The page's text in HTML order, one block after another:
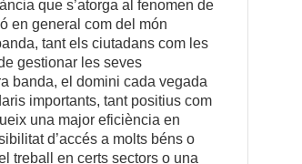
que s’atorga al fenomen de
en general com del món
tant els ciutadans com les
gestionar les seves
banda, el domini cada vegada
importants, tant positius com
una major eficiència en
d’accés a molts béns o
treball en certs sectors o una